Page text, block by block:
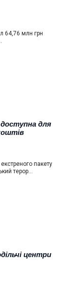
64,76 млн грн
для
пакету
терор…
центри